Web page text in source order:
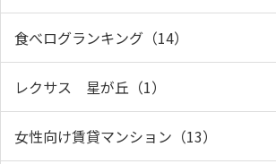
食べログランキング（14）
レクサス 星が丘（1）
女性向け賃貸マンション（13）